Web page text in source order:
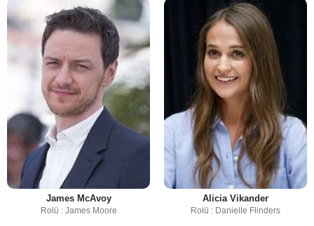
James McAvoy
Rolü : James Moore
Alicia Vikander
Rolü : Danielle Flinders